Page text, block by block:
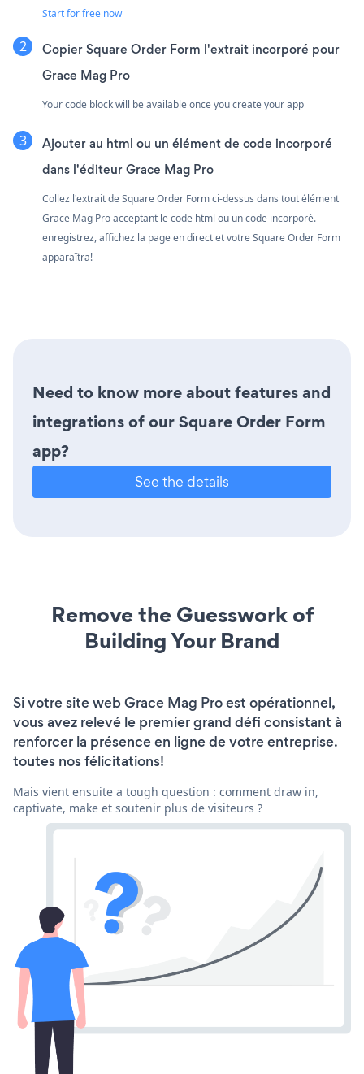
Start for free now
Copier Square Order Form l'extrait incorporé pour
Grace Mag Pro
Your code block will be available once you create your app
Ajouter au html ou un élément de code incorporé
dans l'éditeur Grace Mag Pro
Collez l'extrait de Square Order Form ci-dessus dans tout élément
Grace Mag Pro acceptant le code html ou un code incorporé.
enregistrez, affichez la page en direct et votre Square Order Form
apparaîtra!
Need to know more about features and
integrations of our Square Order Form
app?
See the details
Remove the Guesswork of
Building Your Brand
Si votre site web Grace Mag Pro est opérationnel,
vous avez relevé le premier grand défi consistant à
renforcer la présence en ligne de votre entreprise.
toutes nos félicitations!
Mais vient ensuite a tough question : comment draw in,
captivate, make et soutenir plus de visiteurs ?